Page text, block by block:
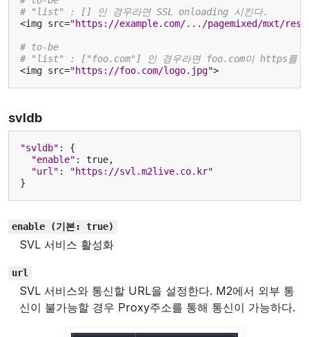
# "list" : [] 인 경우라면 SSL onloading 시킨다.
<img src="https://example.com/.../pagemixed/mxt/
# to-be
# "list" : ["foo.com"] 인 경우라면 foo.com이 https를 지원
<img src="https://foo.com/logo.jpg">
svldb
"svldb" :
{
"enable" : true,
"url" :
"https://svl.m2live.co.kr"
}
enable (기본: true)
SVL 서비스 활성화
url
SVL 서비스와 통신할 URL을 설정한다. M2에서 외부 통
신이 불가능할 경우 Proxy주소를 통해 통신이 가능하다.